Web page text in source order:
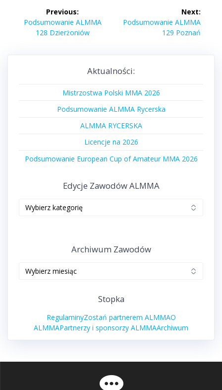
Nawigacja
wpisu
Previous:
Previous
post:
Podsumowanie ALMMA
128 Dzierżoniów
Next:
Next
Podsumowanie ALMMA
129 Poznań
Aktualności:
Mistrzostwa Polski MMA 2026
Podsumowanie ALMMA Rycerska
ALMMA RYCERSKA
Licencje na 2026
Podsumowanie European Cup of Amateur MMA 2026
Edycje Zawodów ALMMA
Archiwum Zawodów
Stopka
RegulaminyZostań partnerem ALMMAO
ALMMAPartnerzy i sponsorzy ALMMAArchiwum